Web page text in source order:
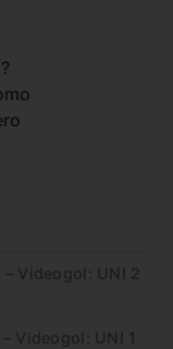
Videogol: UNI 2
Videogol: UNI 1